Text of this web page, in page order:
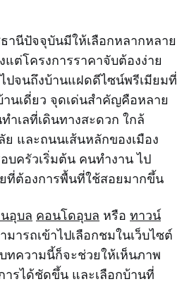
านีปัจจุบันมีให้เลือกหลากหลาย
ต่โครงการราคาจับต้องง่าย
ปจนถึงบ้านแฝดดีไซน์พรีเมียมที่
นเดี่ยว จุดเด่นสำคัญคือหลาย
ำเลที่เดินทางสะดวก ใกล้
ย และถนนเส้นหลักของเมือง
บครัวเริ่มต้น คนทำงาน ไป
ที่ต้องการพื้นที่ใช้สอยมากขึ้น
อุบล คอนโดอุบล หรือ ทาวน์
มารถเข้าไปเลือกชมในเว็บไซต์
ทความนี้ก็จะช่วยให้เห็นภาพ
ารได้ชัดขึ้น และเลือกบ้านที่